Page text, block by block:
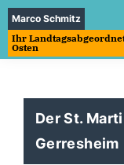
Marco Schmitz
Ihr
Osten
Der St.
Gerresheim